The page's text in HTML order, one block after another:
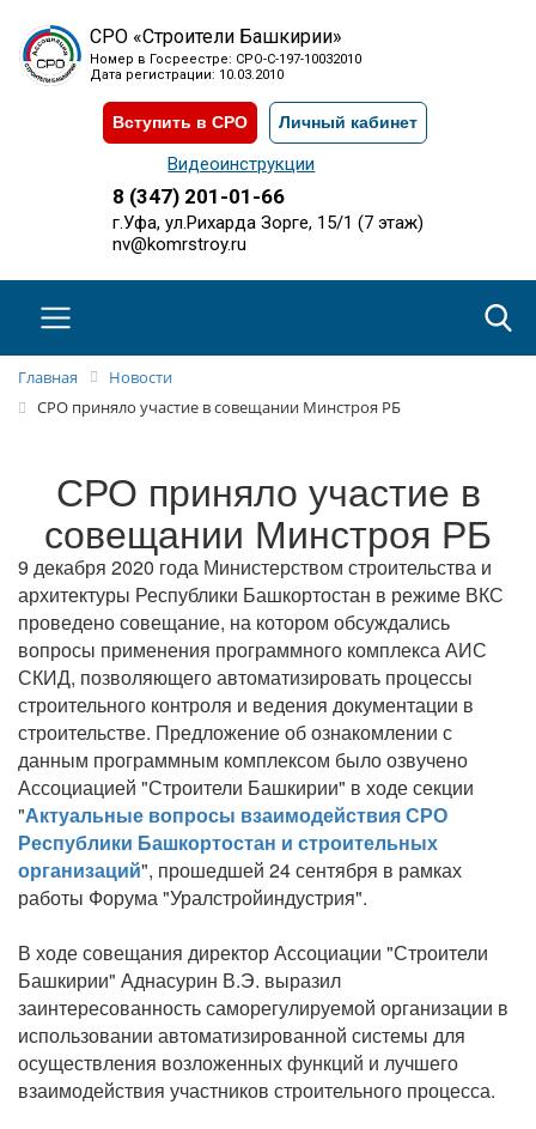
СРО «Строители Башкирии»
Номер в Госреестре: СРО-С-197-10032010
Дата регистрации: 10.03.2010
Вступить в СРО Личный кабинет
Видеоинструкции
8 (347) 201-01-66
г.Уфа, ул.Рихарда Зорге, 15/1 (7 этаж)
nv@komrstroy.ru
Главная
Новости
СРО приняло участие в совещании Минстроя РБ
СРО приняло участие в
совещании Минстроя РБ
9 декабря 2020 года Министерством строительства и
архитектуры Республики Башкортостан в режиме ВКС
проведено совещание, на котором обсуждались
вопросы применения программного комплекса АИС
СКИД, позволяющего автоматизировать процессы
строительного контроля и ведения документации в
строительстве. Предложение об ознакомлении с
данным программным комплексом было озвучено
Ассоциацией "Строители Башкирии" в ходе секции
"Актуальные вопросы взаимодействия СРО
Республики Башкортостан и строительных
организаций", прошедшей 24 сентября в рамках
работы Форума "Уралстройиндустрия".
В ходе совещания директор Ассоциации "Строители
Башкирии" Аднасурин В.Э. выразил
заинтересованность саморегулируемой организации в
использовании автоматизированной системы для
осуществления возложенных функций и лучшего
взаимодействия участников строительного процесса.